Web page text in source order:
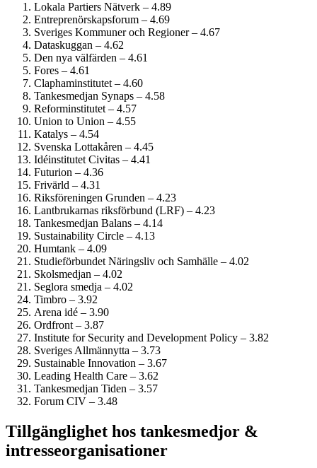
Lokala Partiers Nätverk – 4.89
Entreprenörskaps­forum – 4.69
Sveriges Kommuner och Regioner – 4.67
Dataskuggan – 4.62
Den nya välfärden – 4.61
Fores – 4.61
Clapham­institutet – 4.60
Tankesmedjan Synaps – 4.58
Reform­institutet – 4.57
Union to Union – 4.55
Katalys – 4.54
Svenska Lottakåren – 4.45
Idéinstitutet Civitas – 4.41
Futurion – 4.36
Frivärld – 4.31
Riksföreningen Grunden – 4.23
Lantbrukarnas riksförbund (LRF) – 4.23
Tankesmedjan Balans – 4.14
Sustainability Circle – 4.13
Humtank – 4.09
Studie­förbundet Näringsliv och Samhälle – 4.02
Skolsmedjan – 4.02
Seglora smedja – 4.02
Timbro – 3.92
Arena idé – 3.90
Ordfront – 3.87
Institute for Security and Development Policy – 3.82
Sveriges Allmännytta – 3.73
Sustainable Innovation – 3.67
Leading Health Care – 3.62
Tankesmedjan Tiden – 3.57
Forum CIV – 3.48
Tillgänglighet hos tankesmedjor &
intresseorganisationer